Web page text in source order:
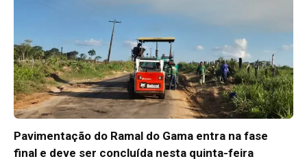
Pavimentação do Ramal do Gama entra na fase
final e deve ser concluída nesta quinta-feira